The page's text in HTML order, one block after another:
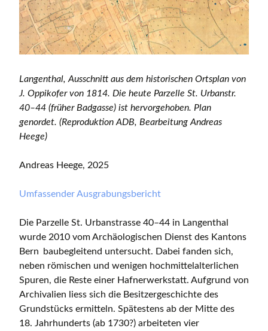
Langenthal, Ausschnitt aus dem historischen Ortsplan von
J. Oppikofer von 1814. Die heute Parzelle St. Urbanstr.
40–44 (früher Badgasse) ist hervorgehoben. Plan
genordet. (Reproduktion ADB, Bearbeitung Andreas
Heege)
Andreas Heege, 2025
Umfassender Ausgrabungsbericht
Die Parzelle St. Urbanstrasse 40–44 in Langenthal
wurde 2010 vom Archäologischen Dienst des Kantons
Bern
baubegleitend untersucht. Dabei fanden sich,
neben römischen und wenigen hochmittelalterlichen
Spuren, die Reste einer Hafnerwerkstatt. Aufgrund von
Archivalien liess sich die Besitzergeschichte des
Grundstücks ermitteln. Spätestens ab der Mitte des
18. Jahrhunderts (ab 1730?) arbeiteten vier